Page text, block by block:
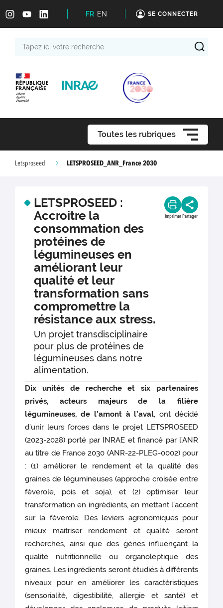
FR EN SE CONNECTER
Toutes les rubriques
Letsproseed LETSPROSEED_ANR_France 2030
LETSPROSEED :
Accroitre la
consommation des
protéines de
légumineuses en
améliorant leur
qualité et leur
transformation sans
compromettre la
résistance aux stress.
Un projet transdisciplinaire
pour plus de protéines de
légumineuses dans notre
alimentation.
Imprimer Partager
Dix unités de recherche et six partenaires
privés, acteurs majeurs de la filière
légumineuses, de l’amont à l’aval, ont décidé
d’unir leurs forces dans le projet LETSPROSEED
(2023-2028) porté par INRAE et financé par l’ANR
au titre de France 2030 (ANR-22-PLEG-0002) pour
: (1) améliorer le rendement et la qualité des
graines de légumineuses (approche croisée entre
féverole, pois et soja), et (2) optimiser leur
transformation en ingrédients, en mettant l’accent
sur la féverole. Des leviers agronomiques pour
mieux maitriser rendement et qualité seront
recherchés, ainsi que des gènes influençant la
qualité nutritionnelle ou organoleptique des
graines. Les ingrédients seront étudiés à différents
niveaux pour en améliorer les caractéristiques
(sensorialité, digestibilité, allergie et santé) et